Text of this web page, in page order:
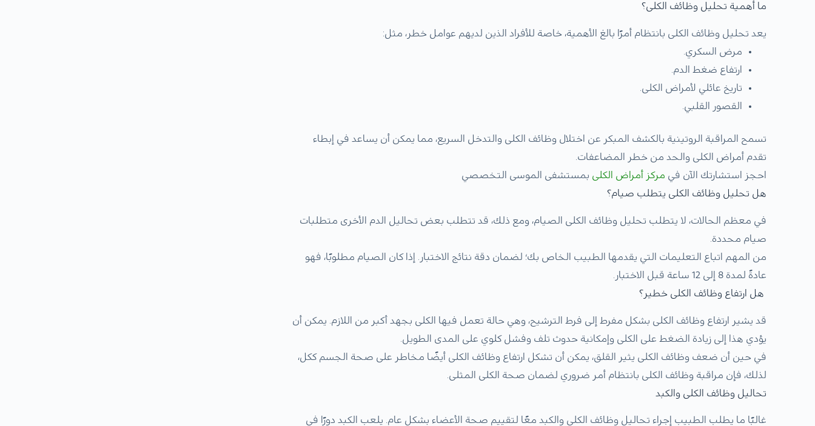
ما أهمية تحليل وظائف الكلى؟
يعد تحليل وظائف الكلى بانتظام أمرًا بالغ الأهمية، خاصة للأفراد الذين لديهم عوامل خطر، مثل:
مرض السكري.
ارتفاع ضغط الدم.
تاريخ عائلي لأمراض الكلى.
القصور القلبي.
تسمح المراقبة الروتينية بالكشف المبكر عن اختلال وظائف الكلى والتدخل السريع، مما يمكن أن يساعد في إبطاء
تقدم أمراض الكلى والحد من خطر المضاعفات.
احجز استشارتك الآن في مركز أمراض الكلى بمستشفى الموسى التخصصي
هل تحليل وظائف الكلى يتطلب صيام؟
في معظم الحالات، لا يتطلب تحليل وظائف الكلى الصيام، ومع ذلك، قد تتطلب بعض تحاليل الدم الأخرى متطلبات
صيام محددة.
من المهم اتباع التعليمات التي يقدمها الطبيب الخاص بك؛ لضمان دقة نتائج الاختبار. إذا كان الصيام مطلوبًا، فهو
عادةً لمدة 8 إلى 12 ساعة قبل الاختبار.
هل ارتفاع وظائف الكلى خطير؟
قد يشير ارتفاع وظائف الكلى بشكل مفرط إلى فرط الترشيح، وهي حالة تعمل فيها الكلى بجهد أكبر من اللازم. يمكن أن
يؤدي هذا إلى زيادة الضغط على الكلى وإمكانية حدوث تلف وفشل كلوي على المدى الطويل.
في حين أن ضعف وظائف الكلى يثير القلق، يمكن أن تشكل ارتفاع وظائف الكلى أيضًا مخاطر على صحة الجسم ككل،
لذلك، فإن مراقبة وظائف الكلى بانتظام أمر ضروري لضمان صحة الكلى المثلى.
تحاليل وظائف الكلى والكبد
غالبًا ما يطلب الطبيب إجراء تحاليل وظائف الكلى والكبد معًا لتقييم صحة الأعضاء بشكل عام. يلعب الكبد دورًا في